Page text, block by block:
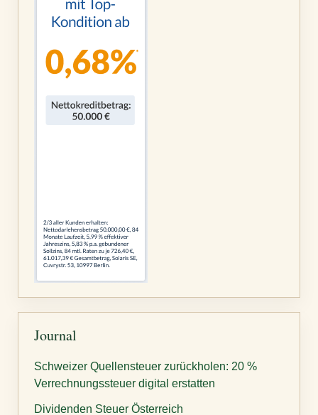
Journal
Schweizer Quellensteuer zurückholen: 20 %
Verrechnungssteuer digital erstatten
Dividenden Steuer Österreich